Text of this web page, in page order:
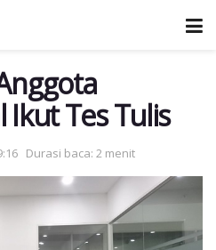
Ikut Tes Tulis
Durasi baca: 2 menit